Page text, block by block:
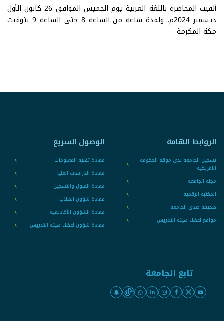
ألقيت المحاضرة باللغة العربية يوم الخميس الموافق 26 كانون الأول
ديسمبر 2024م، ولمدة ساعة من الساعة 8 حتى الساعة 9 بتوقيت
مكة المكرمة
الروابط الهامة
تسجيل الجامعة لدى موقع الحكومة
الامريكية
مجلة الجامعة
المكتبة الرقمية
صحيفة صدى الجامعة
مواقع أعضاء هيئة التدريس
الوصول السريع
عمادة تقنية المعلومات
عمادة الدراسات العليا
عمادة القبول والتسجيل
عمادة شؤون الطلاب
عمادة الشؤون الأكاديمية
عمادة شؤون أعضاء هيئة التدريس
تابع الجامعة